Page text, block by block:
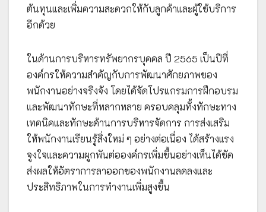
ต้นทุนและเพิ่มความสะดวกให้กับลูกค้าและผู้ใช้บริการ
อีกด้วย
ในด้านการบริหารทรัพยากรบุคคล ปี 2565 เป็นปีที่
องค์กรให้ความสำคัญกับการพัฒนาศักยภาพของ
พนักงานอย่างจริงจัง โดยได้จัดโปรแกรมการฝึกอบรม
และพัฒนาทักษะที่หลากหลาย ครอบคลุมทั้งทักษะทาง
เทคนิคและทักษะด้านการบริหารจัดการ การส่งเสริม
ให้พนักงานเรียนรู้สิ่งใหม่ ๆ อย่างต่อเนื่อง ได้สร้างแรง
จูงใจและความผูกพันต่อองค์กรเพิ่มขึ้นอย่างเห็นได้ชัด
ส่งผลให้อัตราการลาออกของพนักงานลดลงและ
ประสิทธิภาพในการทำงานเพิ่มสูงขึ้น